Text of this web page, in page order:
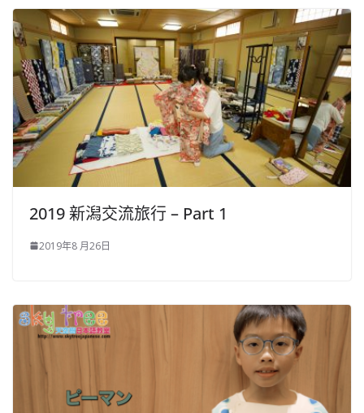
2019 新潟交流旅行 – Part 1
2019年8 月26日